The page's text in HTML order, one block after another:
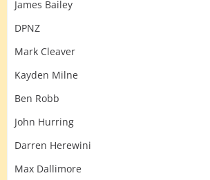
James Bailey
DPNZ
Mark Cleaver
Kayden Milne
Ben Robb
John Hurring
Darren Herewini
Max Dallimore